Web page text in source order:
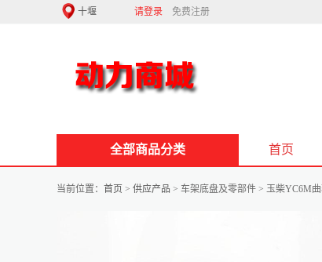
请登录 免费注册
全部商品分类 首页
当前位置： 首页 > 供应产品 > 车架底盘及零部件 > 玉柴YC6M